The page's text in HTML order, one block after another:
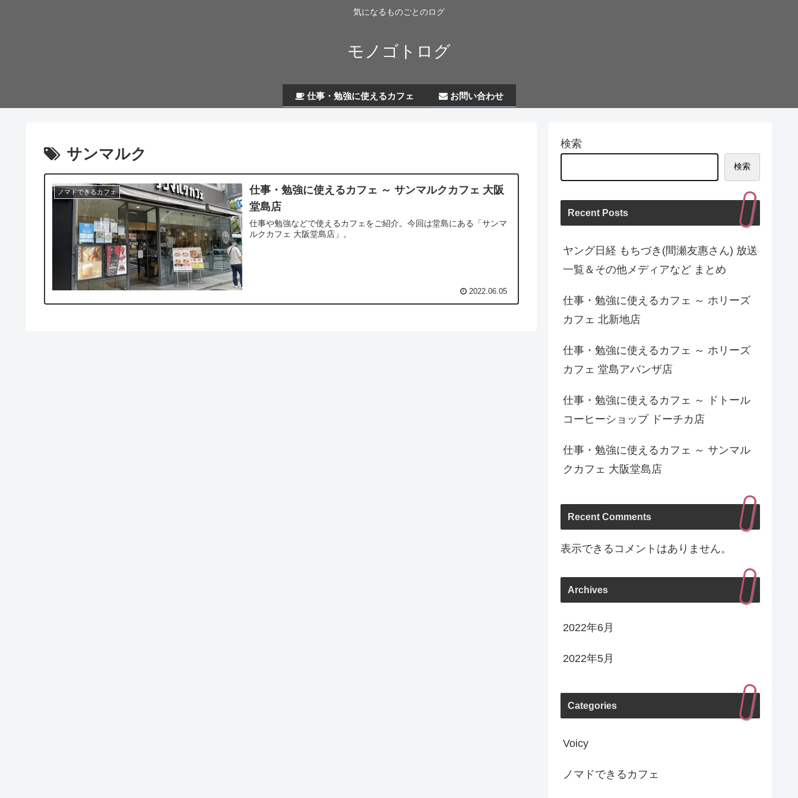
気になるものごとのログ
モノゴトログ
仕事・勉強に使えるカフェ お問い合わせ
サンマルク
ノマドできるカフェ
仕事・勉強に使えるカフェ ～ サンマルクカフェ 大阪
堂島店
仕事や勉強などで使えるカフェをご紹介。今回は堂島にある「サンマ
ルクカフェ 大阪堂島店」。
2022.06.05
検索
検索
Recent Posts
ヤング日経 もちづき(間瀬友惠さん) 放送
一覧＆その他メディアなど まとめ
仕事・勉強に使えるカフェ ～ ホリーズ
カフェ 北新地店
仕事・勉強に使えるカフェ ～ ホリーズ
カフェ 堂島アバンザ店
仕事・勉強に使えるカフェ ～ ドトール
コーヒーショップ ドーチカ店
仕事・勉強に使えるカフェ ～ サンマル
クカフェ 大阪堂島店
Recent Comments
表示できるコメントはありません。
Archives
2022年6月
2022年5月
Categories
Voicy
ノマドできるカフェ